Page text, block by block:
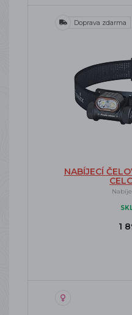
Doprava zdarma
NABÍJECÍ
1